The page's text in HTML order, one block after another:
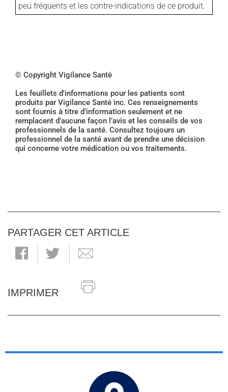
peu fréquents et les contre-indications de ce produit.
© Copyright Vigilance Santé
Les feuillets d'informations pour les patients sont
produits par Vigilance Santé inc. Ces renseignements
sont fournis à titre d’information seulement et ne
remplacent d’aucune façon l’avis et les conseils de vos
professionnels de la santé. Consultez toujours un
professionnel de la santé avant de prendre une décision
qui concerne votre médication ou vos traitements.
PARTAGER CET ARTICLE
IMPRIMER